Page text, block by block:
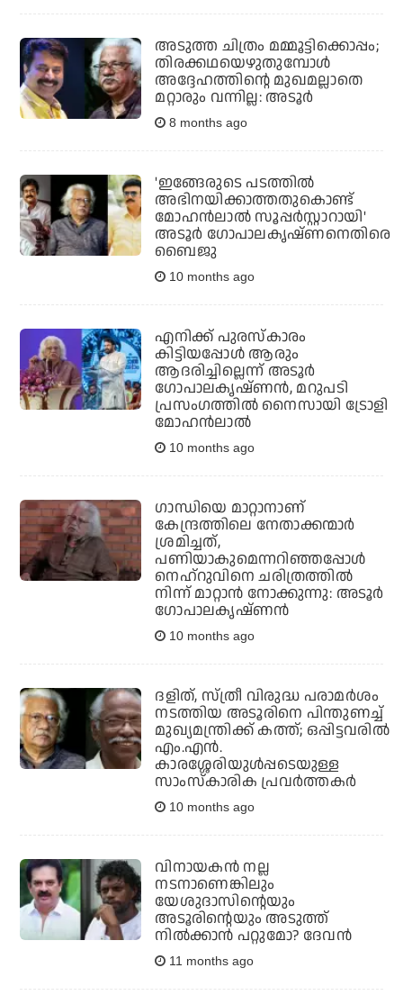
അടുത്ത ചിത്രം മമ്മൂട്ടിക്കൊപ്പം;
തിരക്കഥയെഴുതുമ്പോള്‍
അദ്ദേഹത്തിന്റെ മുഖമല്ലാതെ
മറ്റാരും വന്നില്ല: അടൂര്‍
8 months ago
'ഇങ്ങേരുടെ പടത്തില്‍
അഭിനയിക്കാത്തതുകൊണ്ട്
മോഹന്‍ലാല്‍ സൂപ്പര്‍സ്റ്റാറായി'
അടൂര്‍ ഗോപാലകൃഷ്ണനെതിരെ
ബൈജു
10 months ago
എനിക്ക് പുരസ്‌കാരം
കിട്ടിയപ്പോള്‍ ആരും
ആദരിച്ചില്ലെന്ന് അടൂര്‍
ഗോപാലകൃഷ്ണന്‍, മറുപടി
പ്രസംഗത്തില്‍ നൈസായി ട്രോളി
മോഹന്‍ലാല്‍
10 months ago
ഗാന്ധിയെ മാറ്റാനാണ്
കേന്ദ്രത്തിലെ നേതാക്കന്മാര്‍
ശ്രമിച്ചത്,
പണിയാകുമെന്നറിഞ്ഞപ്പോള്‍
നെഹ്‌റുവിനെ ചരിത്രത്തില്‍
നിന്ന് മാറ്റാന്‍ നോക്കുന്നു: അടൂര്‍
ഗോപാലകൃഷ്ണന്‍
10 months ago
ദളിത്, സ്ത്രീ വിരുദ്ധ പരാമര്‍ശം
നടത്തിയ അടൂരിനെ പിന്തുണച്ച്
മുഖ്യമന്ത്രിക്ക് കത്ത്; ഒപ്പിട്ടവരില്‍
എം.എന്‍.
കാരശ്ശേരിയുള്‍പ്പടെയുള്ള
സാംസ്‌കാരിക പ്രവര്‍ത്തകര്‍
10 months ago
വിനായകന്‍ നല്ല
നടനാണെങ്കിലും
യേശുദാസിന്റെയും
അടൂരിന്റെയും അടുത്ത്
നില്‍ക്കാന്‍ പറ്റുമോ? ദേവന്‍
11 months ago